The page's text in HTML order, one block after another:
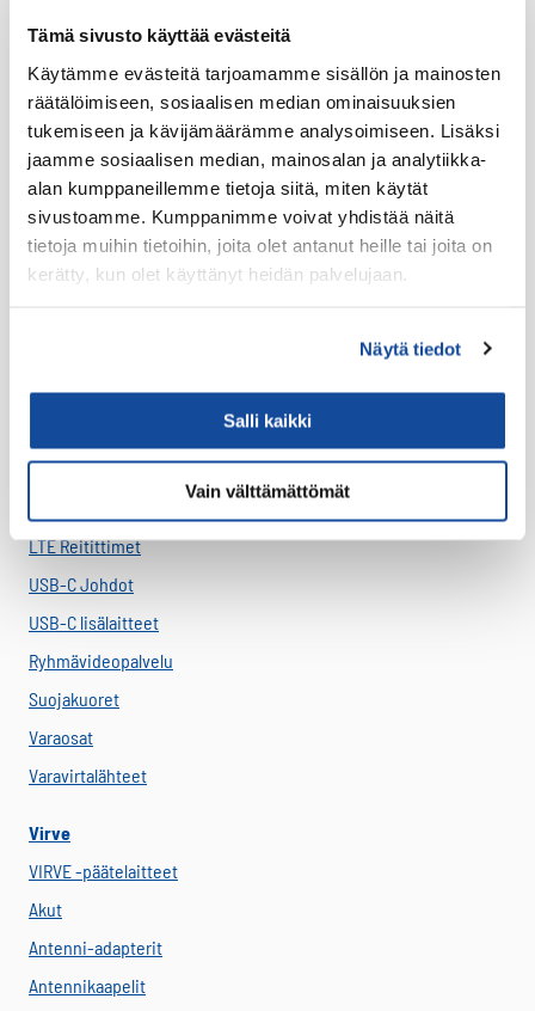
Tämä sivusto käyttää evästeitä
Käytämme evästeitä tarjoamamme sisällön ja mainosten
räätälöimiseen, sosiaalisen median ominaisuuksien
tukemiseen ja kävijämäärämme analysoimiseen. Lisäksi
jaamme sosiaalisen median, mainosalan ja analytiikka-
alan kumppaneillemme tietoja siitä, miten käytät
sivustoamme. Kumppanimme voivat yhdistää näitä
tietoja muihin tietoihin, joita olet antanut heille tai joita on
kerätty, kun olet käyttänyt heidän palvelujaan.
Näytä tiedot
Salli kaikki
Vain välttämättömät
Tuotteet
Virve 2
VIRVE 2 -päätelaitteet
Uutuudet
Ajoneuvotelakat
Akut
LTE HF-Lisälaitteet
Lataustarvikkeet
LTE Reitittimet
USB-C Johdot
USB-C lisälaitteet
Ryhmävideopalvelu
Suojakuoret
Varaosat
Varavirtalähteet
Virve
VIRVE -päätelaitteet
Akut
Antenni-adapterit
Antennikaapelit